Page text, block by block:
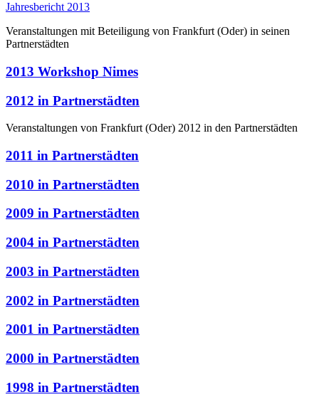
Jahresbericht 2013
Veranstaltungen mit Beteiligung von Frankfurt (Oder) in seinen
Partnerstädten
2013 Workshop Nimes
2012 in Partnerstädten
Veranstaltungen von Frankfurt (Oder) 2012 in den Partnerstädten
2011 in Partnerstädten
2010 in Partnerstädten
2009 in Partnerstädten
2004 in Partnerstädten
2003 in Partnerstädten
2002 in Partnerstädten
2001 in Partnerstädten
2000 in Partnerstädten
1998 in Partnerstädten